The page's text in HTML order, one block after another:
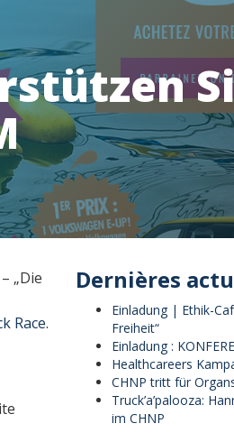
„Die
Race.
Dernières
Einladung | Ethik-
Freiheit“
Einladung :
Healthcareers
CHNP tritt für
Truck’a’palooza:
im CHNP